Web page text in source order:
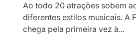
Ao todo 20 atrações sobem
diferentes estilos musicais. A
chega pela primeira vez à...